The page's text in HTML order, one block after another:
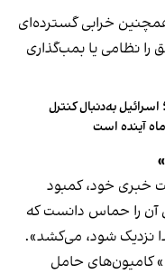
خرابی گسترده‌ای
نظامی یا بمب‌گذاری
به‌دنبال کنترل
آینده است
خبری خود، کمبود
آن را حماس دانست که
نزدیک شود، می‌کشد».
کامیون‌های حامل